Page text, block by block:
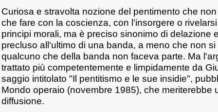
Curiosa e stravolta nozione del pentimento che
che fare con la coscienza, con l'insorgere o
principi morali, ma è preciso sinonimo di delazione
precluso all'ultimo di una banda, a meno che non
qualcuno che della banda non faceva parte. Ma
trattato più competentemente e limpidamente da
saggio intitolato "Il pentitismo e le sue insidie",
Mondo operaio (novembre 1985), che meriterebbe
diffusione.